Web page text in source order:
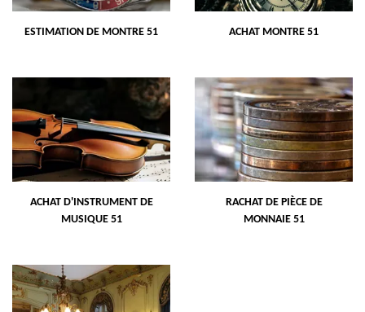
ESTIMATION DE MONTRE 51 ACHAT MONTRE 51
ACHAT D'INSTRUMENT DE
MUSIQUE 51
RACHAT DE PIÈCE DE
MONNAIE 51